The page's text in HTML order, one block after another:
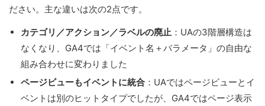
ださい。主な違いは次の2点です。
カテゴリ／アクション／ラベルの廃止 ：UAの3階層構造は
なくなり、GA4では「イベント名＋パラメータ」の自由な
組み合わせに変わりました
ページビューもイベントに統合 ：UAではページビューとイ
ベントは別のヒットタイプでしたが、GA4ではページ表示